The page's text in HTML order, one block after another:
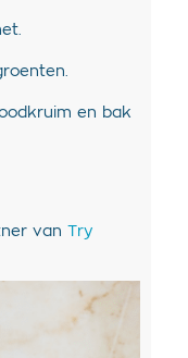
en bak
van Try